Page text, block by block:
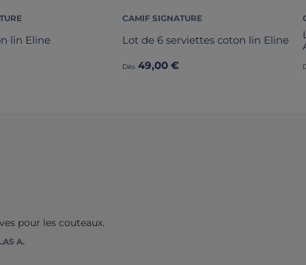
lin Eline
CAMIF SIGNATURE
Lot de 6 serviettes coton lin Eline
Dès 49,00 €
pour les couteaux.
A.